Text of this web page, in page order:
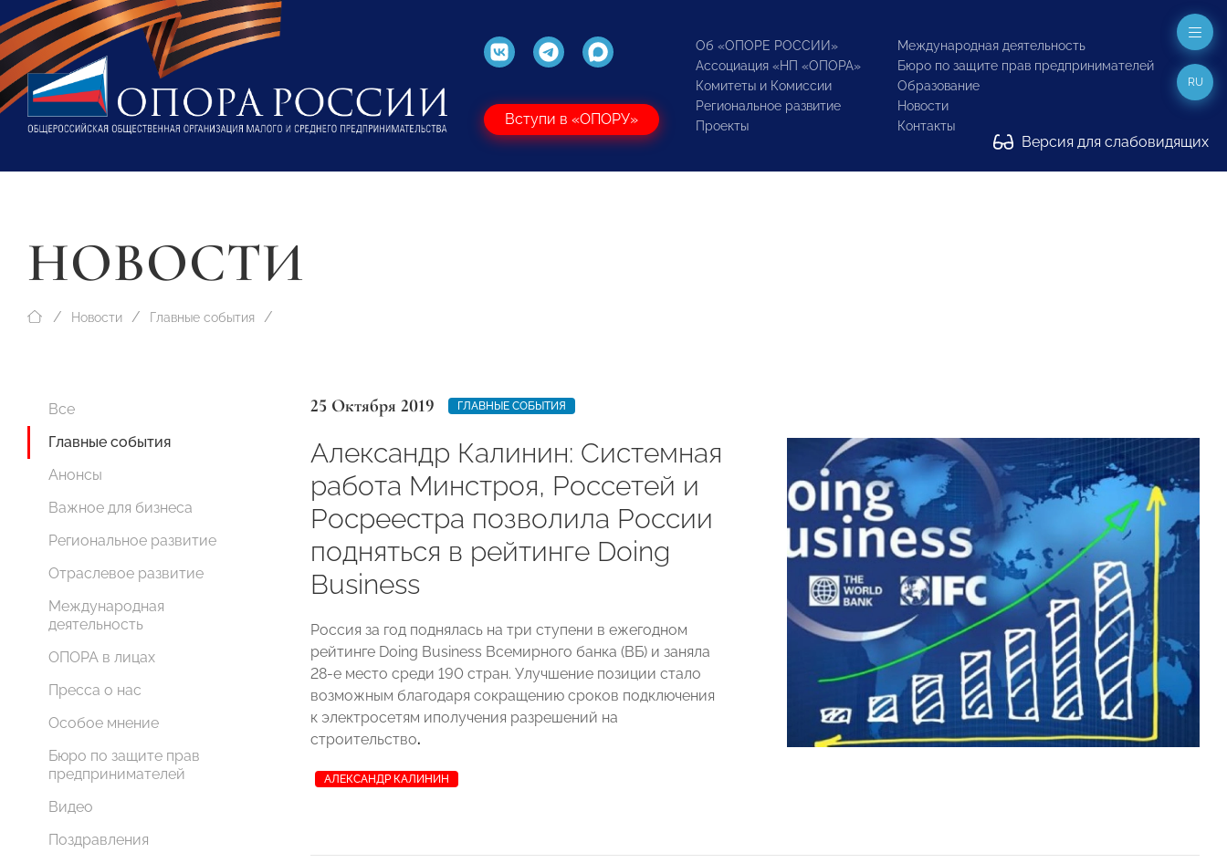
Вступи в «ОПОРУ»
Об «ОПОРЕ РОССИИ»
Ассоциация «НП «ОПОРА»
Комитеты и Комиссии
Региональное развитие
Проекты
Международная деятельность
Бюро по защите прав предпринимателей
Образование
Новости
Контакты
Версия для слабовидящих
RU
НОВОСТИ
Новости Главные события
Все
Главные события
Анонсы
Важное для бизнеса
Региональное развитие
Отраслевое развитие
Международная
деятельность
ОПОРА в лицах
Пресса о нас
Особое мнение
Бюро по защите прав
предпринимателей
Видео
Поздравления
25 Октября 2019 ГЛАВНЫЕ СОБЫТИЯ
Александр Калинин: Системная
работа Минстроя, Россетей и
Росреестра позволила России
подняться в рейтинге Doing
Business
Россия за год поднялась на три ступени в ежегодном
рейтинге Doing Business Всемирного банка (ВБ) и заняла
28-е место среди 190 стран. Улучшение позиции стало
возможным благодаря сокращению сроков подключения
к электросетям иполучения разрешений на
строительство.
АЛЕКСАНДР КАЛИНИН